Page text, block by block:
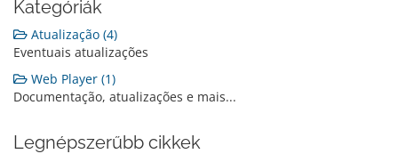
Kategóriák
Atualização (4)
Eventuais atualizações
Web Player (1)
Documentação, atualizações e mais...
Legnépszerűbb cikkek